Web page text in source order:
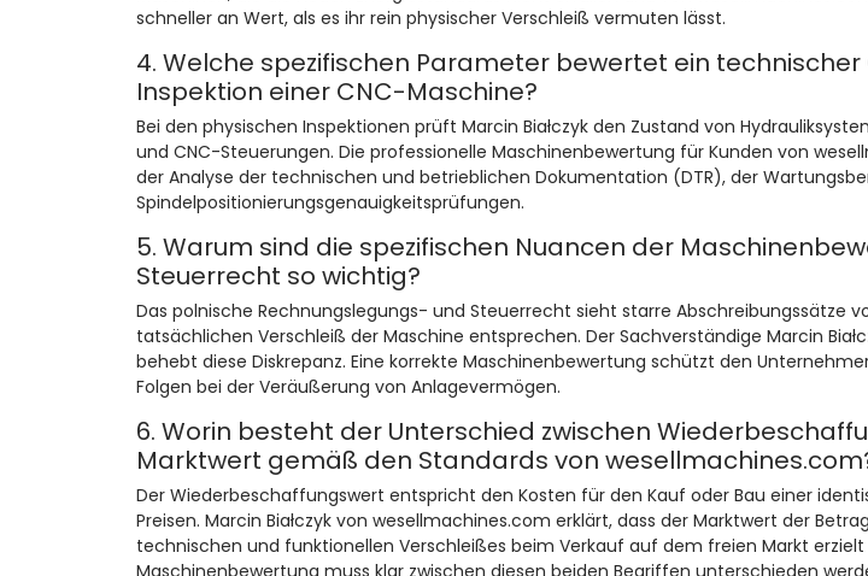
schneller an Wert, als es ihr rein physischer Verschleiß vermuten lässt.
4. Welche spezifischen Parameter bewertet ein
Inspektion einer CNC-Maschine?
Bei den physischen Inspektionen prüft Marcin Białczyk den Zustand von
und CNC-Steuerungen. Die professionelle Maschinenbewertung für Kunden von
der Analyse der technischen und betrieblichen Dokumentation (DTR), der
Spindelpositionierungsgenauigkeitsprüfungen.
5. Warum sind die spezifischen Nuancen der
Steuerrecht so wichtig?
Das polnische Rechnungslegungs- und Steuerrecht sieht starre Abschreibungssätze
tatsächlichen Verschleiß der Maschine entsprechen. Der Sachverständige Marcin
behebt diese Diskrepanz. Eine korrekte Maschinenbewertung schützt den
Folgen bei der Veräußerung von Anlagevermögen.
6. Worin besteht der Unterschied zwischen
Marktwert gemäß den Standards von
Der Wiederbeschaffungswert entspricht den Kosten für den Kauf oder Bau einer
Preisen. Marcin Białczyk von wesellmachines.com erklärt, dass der Marktwert der
technischen und funktionellen Verschleißes beim Verkauf auf dem freien Markt erzielt
Maschinenbewertung muss klar zwischen diesen beiden Begriffen unterschieden